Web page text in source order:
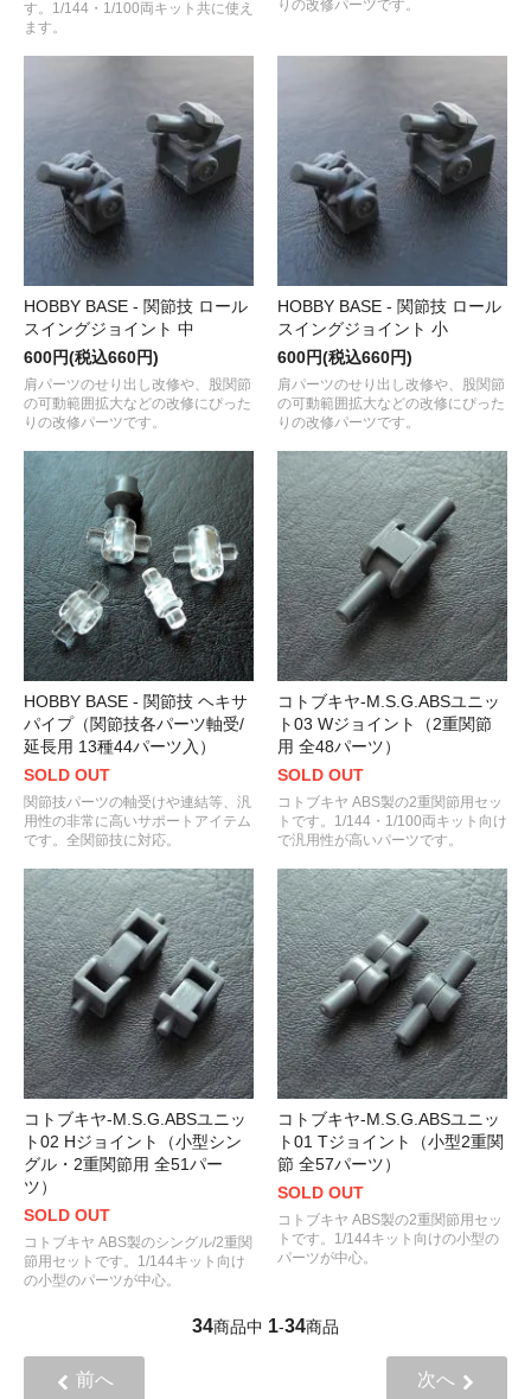
す。1/144・1/100両キット共に使え
ます。
りの改修パーツです。
HOBBY BASE - 関節技 ロール
スイングジョイント 中
600円(税込660円)
肩パーツのせり出し改修や、股関節
の可動範囲拡大などの改修にぴった
りの改修パーツです。
HOBBY BASE - 関節技 ロール
スイングジョイント 小
600円(税込660円)
肩パーツのせり出し改修や、股関節
の可動範囲拡大などの改修にぴった
りの改修パーツです。
HOBBY BASE - 関節技 ヘキサ
パイプ（関節技各パーツ軸受/
延長用 13種44パーツ入）
SOLD OUT
関節技パーツの軸受けや連結等、汎
用性の非常に高いサポートアイテム
です。全関節技に対応。
コトブキヤ-M.S.G.ABSユニッ
ト03 Wジョイント（2重関節
用 全48パーツ）
SOLD OUT
コトブキヤ ABS製の2重関節用セッ
トです。1/144・1/100両キット向け
で汎用性が高いパーツです。
コトブキヤ-M.S.G.ABSユニッ
ト02 Hジョイント（小型シン
グル・2重関節用 全51パー
ツ）
SOLD OUT
コトブキヤ ABS製のシングル/2重関
節用セットです。1/144キット向け
の小型のパーツが中心。
コトブキヤ-M.S.G.ABSユニッ
ト01 Tジョイント（小型2重関
節 全57パーツ）
SOLD OUT
コトブキヤ ABS製の2重関節用セッ
トです。1/144キット向けの小型の
パーツが中心。
34商品中 1-34商品
前へ 次へ